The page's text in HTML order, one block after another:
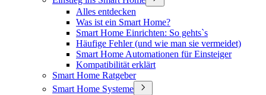
Alles entdecken
Was ist ein Smart Home?
Smart Home Einrichten: So gehts`s
Häufige Fehler (und wie man sie vermeidet)
Smart Home Automationen für Einsteiger
Kompatibilität erklärt
Smart Home Ratgeber
Smart Home Systeme